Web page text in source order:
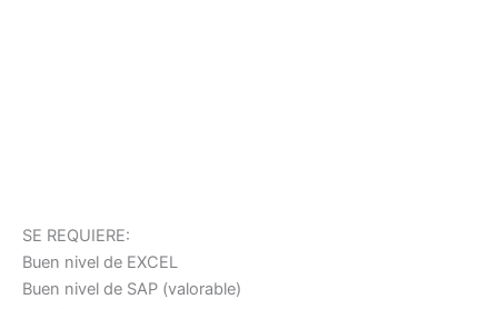
SE REQUIERE:
Buen nivel de EXCEL
Buen nivel de SAP (valorable)